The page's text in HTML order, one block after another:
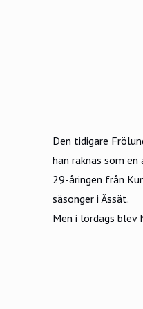
Den tidigare
han räknas som
29-åringen från
säsonger i Ässät.
Men i lördags blev